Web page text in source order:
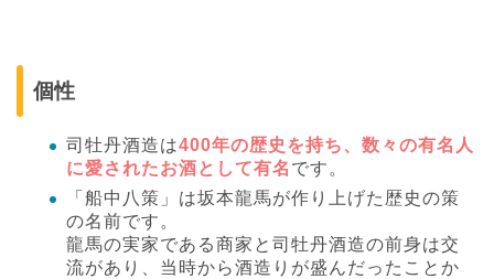
個性
司牡丹酒造は400年の歴史を持ち、数々の有名人
に愛されたお酒として有名 です。
「船中八策」は坂本龍馬が作り上げた歴史の策
の名前です。
龍馬の実家である商家と司牡丹酒造の前身は交
流があり、当時から酒造りが盛んだったことか